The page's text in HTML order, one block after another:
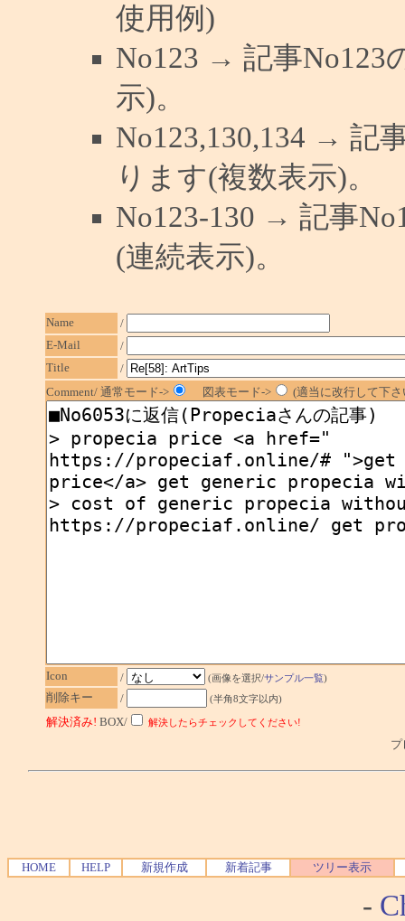
使用例)
No123 → 記事No123
示)。
No123,130,134 → 記
ります(複数表示)。
No123-130 → 記事
(連続表示)。
Name
/
E-Mail
/
Title
/
Comment/ 通常モード->
図表モード-> (適当に改行して下
Icon / (画像を選択/サンプル一覧)
削除キー / (半角8文字以内)
解決済み! BOX/ 解決したらチェックしてください!
プ
HOME HELP 新規作成 新着記事 ツリー表示
-